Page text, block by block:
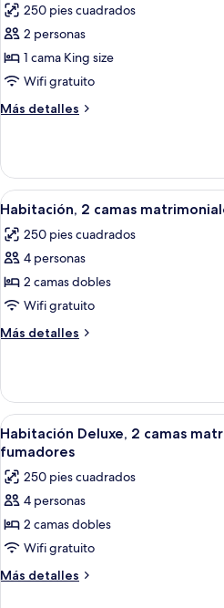
las
fotos
de
Habitación,
1
cama
size,
para
no
fumadores
250 pies cuadrados
2 personas
1 cama King size
Wifi gratuito
Más detalles
Más
1
cama
King
para
no
Abrir
todas
las
fotos
de
Habitación,
2
camas
para
no
fumadores
4
Habitación, 2 camas
250 pies cuadrados
4 personas
2 camas dobles
Wifi gratuito
Más detalles
Más
2
camas
matrimoniales,
para
fumadores
Abrir
todas
las
fotos
de
Habitación
Deluxe,
2
4
Habitación Deluxe, 2 camas
fumadores
250 pies cuadrados
4 personas
2 camas dobles
Wifi gratuito
Más detalles
Más